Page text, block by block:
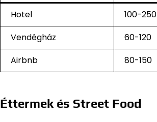
Hotel
100-250
Vendégház
60-120
Airbnb
80-150
Éttermek és Street Food